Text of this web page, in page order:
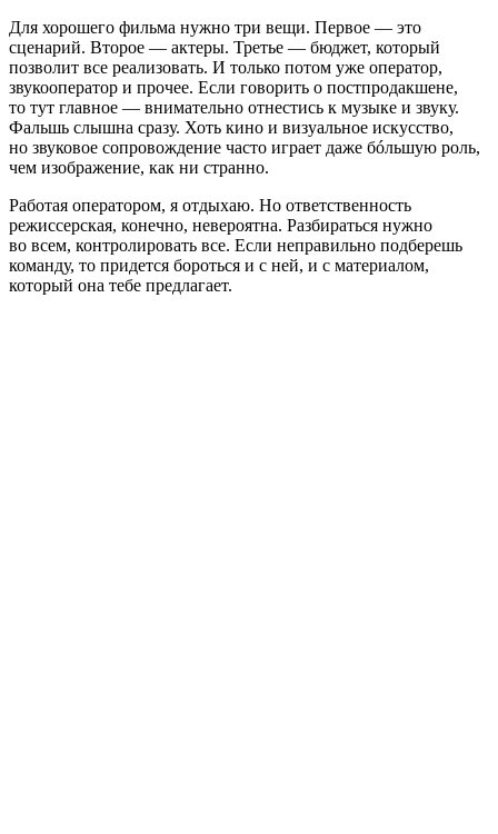
Для хорошего фильма нужно три вещи. Первое — это
сценарий. Второе — актеры. Третье — бюджет, который
позволит все реализовать. И только потом уже оператор,
звукооператор и прочее. Если говорить о постпродакшене,
то тут главное — внимательно отнестись к музыке и звуку.
Фальшь слышна сразу. Хоть кино и визуальное искусство,
но звуковое сопровождение часто играет даже бóльшую роль,
чем изображение, как ни странно.
Работая оператором, я отдыхаю. Но ответственность
режиссерская, конечно, невероятна. Разбираться нужно
во всем, контролировать все. Если неправильно подберешь
команду, то придется бороться и с ней, и с материалом,
который она тебе предлагает.